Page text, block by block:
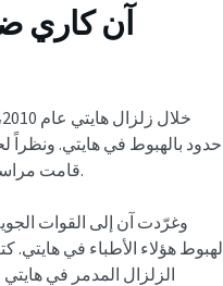
حدود بالهبوط في هايتي. ونظراً
قامتبعمل رائع.
وغرّدت آن إلى القوات
لهبوط هؤلاء الأطباء في هايتي.